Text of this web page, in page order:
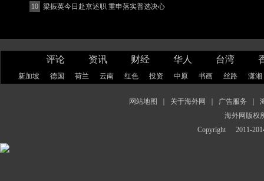
著增强
10 梁振英今日赴京述职 重申落实普选决心
评论 资讯 财经 华人 台湾
新加坡 德国 荷兰 云南 红色 投资 中原 书画 丝路 潇湘
网站地图 关于海外网 广告服务
海外网版权
Copyright
2011-